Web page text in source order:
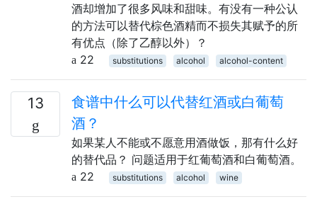
酒却增加了很多风味和甜味。有没有一种公认
的方法可以替代棕色酒精而不损失其赋予的所
有优点（除了乙醇以外）？
22
substitutions alcohol alcohol-content
13
食谱中什么可以代替红酒或白葡萄
酒？
如果某人不能或不愿意用酒做饭，那有什么好
的替代品？ 问题适用于红葡萄酒和白葡萄酒。
22
substitutions alcohol wine